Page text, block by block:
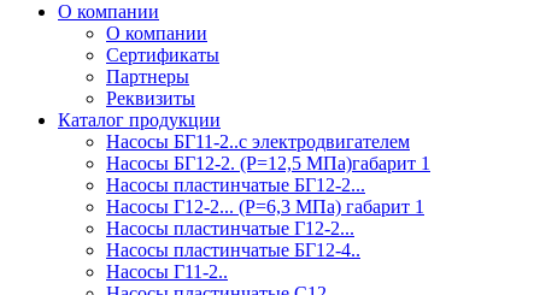
О компании
О компании
Сертификаты
Партнеры
Реквизиты
Каталог продукции
Насосы БГ11-2..с электродвигателем
Насосы БГ12-2. (Р=12,5 МПа)габарит 1
Насосы пластинчатые БГ12-2...
Насосы Г12-2... (Р=6,3 МПа) габарит 1
Насосы пластинчатые Г12-2...
Насосы пластинчатые БГ12-4..
Насосы Г11-2..